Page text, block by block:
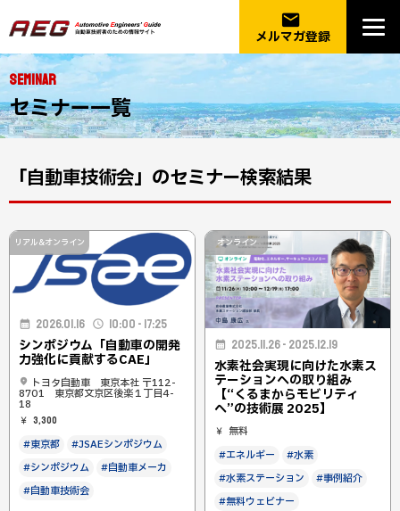
email
メルマガ登録
SEMINAR
セミナー一覧
「自動車技術会」のセミナー検索結果
リアル&オンライン
2026.01.16 10:00 - 17:25
シンポジウム「自動車の開発
力強化に貢献するCAE」
トヨタ自動車 東京本社 〒112-
8701 東京都文京区後楽１丁目4-
18
3,300
#東京都
#JSAEシンポジウム
#シンポジウム
#自動車メーカ
#自動車技術会
オンライン
2025.11.26 - 2025.12.19
水素社会実現に向けた水素ス
テーションへの取り組み
【“くるまからモビリティ
へ”の技術展 2025】
無料
#エネルギー
#水素
#水素ステーション
#事例紹介
#無料ウェビナー